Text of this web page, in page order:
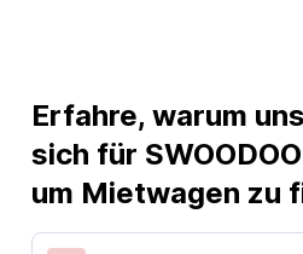
Erfahre, warum
sich für
um Mietwagen zu